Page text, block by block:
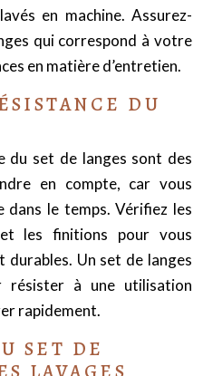
en machine. Assurez-
qui correspond à votre
en matière d’entretien.
DU
du set de langes sont des
en compte, car vous
le temps. Vérifiez les
les finitions pour vous
durables. Un set de langes
résister à une utilisation
rapidement.
SET DE